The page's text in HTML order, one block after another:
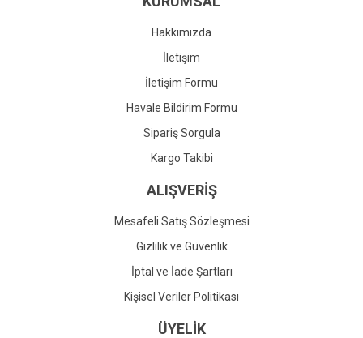
Gönder
Hakkımızda
İletişim
İletişim Formu
Havale Bildirim Formu
Sipariş Sorgula
Kargo Takibi
ALIŞVERİŞ
Mesafeli Satış Sözleşmesi
Gizlilik ve Güvenlik
İptal ve İade Şartları
Kişisel Veriler Politikası
ÜYELİK